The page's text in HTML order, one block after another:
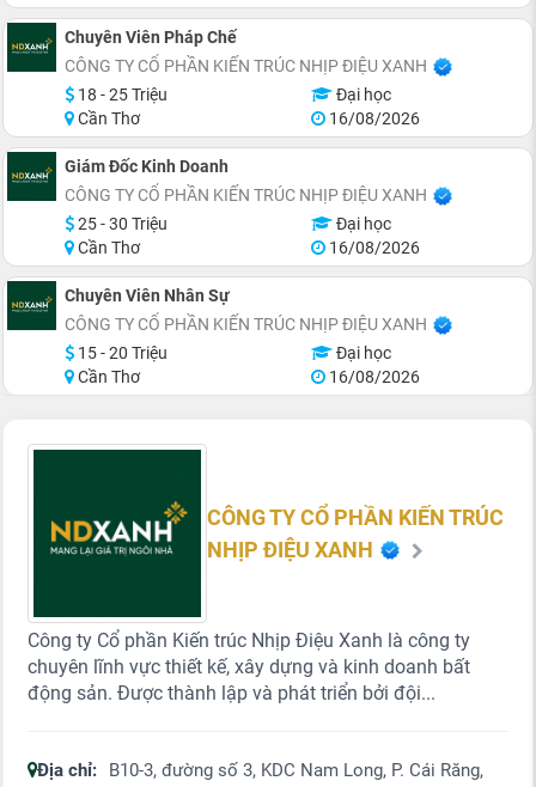
Chuyên Viên Pháp Chế
CÔNG TY CỔ PHẦN KIẾN TRÚC NHỊP ĐIỆU XANH
18 - 25 Triệu
Đại học
Cần Thơ
16/08/2026
Giám Đốc Kinh Doanh
CÔNG TY CỔ PHẦN KIẾN TRÚC NHỊP ĐIỆU XANH
25 - 30 Triệu
Đại học
Cần Thơ
16/08/2026
Chuyên Viên Nhân Sự
CÔNG TY CỔ PHẦN KIẾN TRÚC NHỊP ĐIỆU XANH
15 - 20 Triệu
Đại học
Cần Thơ
16/08/2026
CÔNG TY CỔ PHẦN KIẾN TRÚC
NHỊP ĐIỆU XANH
Công ty Cổ phần Kiến trúc Nhịp Điệu Xanh là công ty
chuyên lĩnh vực thiết kế, xây dựng và kinh doanh bất
động sản. Được thành lập và phát triển bởi đội...
Địa chỉ:
B10-3, đường số 3, KDC Nam Long, P. Cái Răng,